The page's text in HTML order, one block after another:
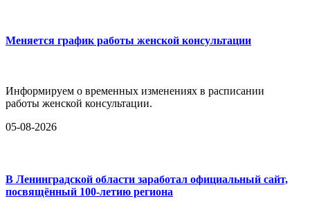
Меняется график работы женской консультации
Информируем о временных изменениях в расписании
работы женской консультации.
05-08-2026
В Ленинградской области заработал официальный сайт,
посвящённый 100-летию региона